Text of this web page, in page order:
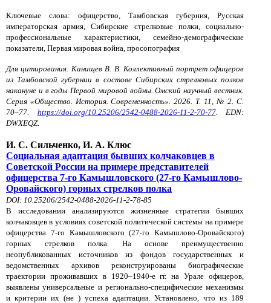
Ключевые слова: офицерство, Тамбовская губерния, Русская
императорская армия, Сибирские стрелковые полки, социально-
профессиональные характеристики, семейно-демографические
показатели, Первая мировая война, просопография
Для цитирования: Канищев В. В. Коллективный портрет офицеров
из Тамбовской губернии в составе Сибирских стрелковых полков
накануне и в годы Первой мировой войны. Омский научный вестник.
Серия «Общество. История. Современность». 2026. Т. 11, № 2. С.
70–77. https://doi.org/10.25206/2542-0488-2026-11-2-70-77. EDN:
DWXEQZ.
И. С. Сильченко, И. А. Клюс
Социальная адаптация бывших колчаковцев в
Советской России на примере представителей
офицерства 7-го Камышловского (27-го Камышлово-
Оровайского) горных стрелков полка
DOI: 10.25206/2542-0488-2026-11-2-78-85
В исследовании анализируются жизненные стратегии бывших
колчаковцев в условиях советской политической системы на примере
офицерства 7-го Камышловского (27-го Камышлово-Оровайского)
горных стрелков полка. На основе преимущественно
неопубликованных источников из фондов государственных и
ведомственных архивов реконструированы биографические
траектории проживавших в 1920–1940‑е гг. на Урале офицеров,
выявлены универсальные и регионально-специфические механизмы
и критерии их (не ) успеха адаптации. Установлено, что из 189